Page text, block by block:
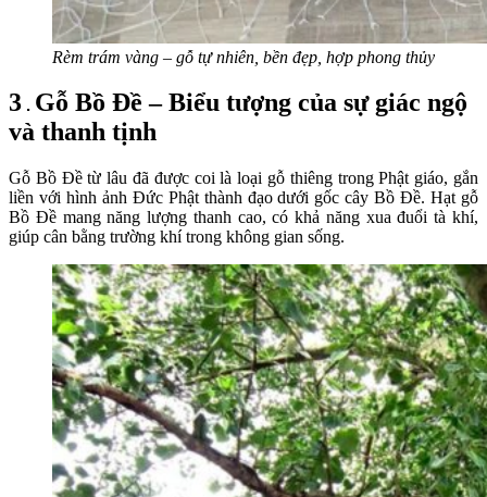
Rèm trám vàng – gỗ tự nhiên, bền đẹp, hợp phong thủy
3 . Gỗ Bồ Đề – Biểu tượng của sự giác ngộ
và thanh tịnh
Gỗ Bồ Đề từ lâu đã được coi là loại gỗ thiêng trong Phật giáo, gắn
liền với hình ảnh Đức Phật thành đạo dưới gốc cây Bồ Đề. Hạt gỗ
Bồ Đề mang năng lượng thanh cao, có khả năng xua đuổi tà khí,
giúp cân bằng trường khí trong không gian sống.